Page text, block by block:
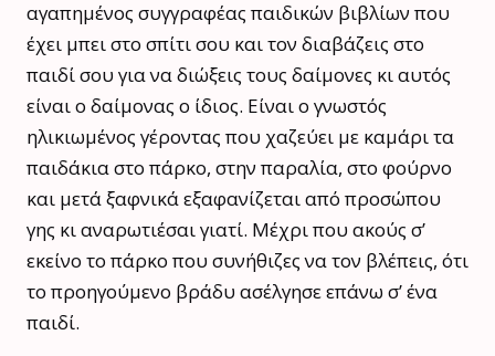
αγαπημένος συγγραφέας παιδικών βιβλίων που
έχει μπει στο σπίτι σου και τον διαβάζεις στο
παιδί σου για να διώξεις τους δαίμονες κι αυτός
είναι ο δαίμονας ο ίδιος. Είναι ο γνωστός
ηλικιωμένος γέροντας που χαζεύει με καμάρι τα
παιδάκια στο πάρκο, στην παραλία, στο φούρνο
και μετά ξαφνικά εξαφανίζεται από προσώπου
γης κι αναρωτιέσαι γιατί. Μέχρι που ακούς σ’
εκείνο το πάρκο που συνήθιζες να τον βλέπεις, ότι
το προηγούμενο βράδυ ασέλγησε επάνω σ’ ένα
παιδί.